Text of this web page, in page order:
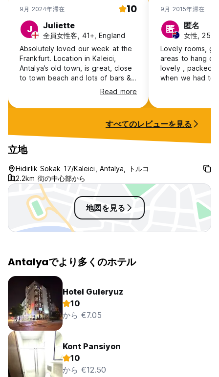
9月 2024年滞在 10
J Juliette
全員女性客, 41+, England
Absolutely loved our week at the
Frankfurt. Location in Kaleici,
Antalya’s old town, is great, close
to town beach and lots of bars &
restaurants. The warm welcome
from Mustafa & lovely breakfasts
(usual Turkish brekkie stuff plus
wonderful. Terrace where you can
make a cuppa and watch the
world go by in the street below
was great. The decor is old
school but all solid and in good
condition - comfy beds, hot
showers, cold air con. Looking
forward to going again.
Read more
9月 2015年滞在
匿 匿名
女性, 25-
Lovely rooms,
areas to hang
lovely , packed
when we had to
すべてのレビューを見る
立地
Hidirlik Sokak 17/Kaleici, Antalya, トルコ
2.2km 街の中心部から
地図を見る
Antalyaでより多くのホテル
Hotel Guleryuz
10
から €7.05
Kont Pansiyon
10
から €12.50